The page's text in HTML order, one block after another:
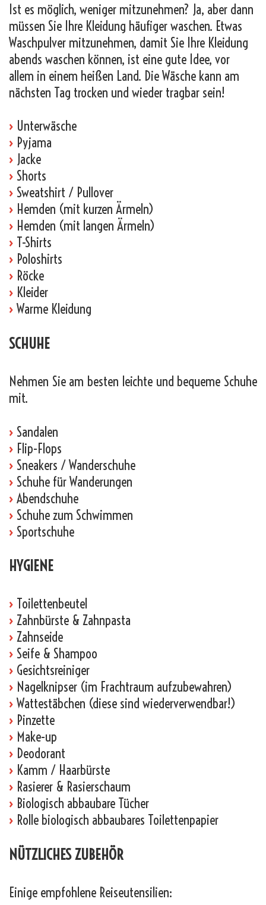
Ist es möglich, weniger mitzunehmen? Ja, aber dann
müssen Sie Ihre Kleidung häufiger waschen. Etwas
Waschpulver mitzunehmen, damit Sie Ihre Kleidung
abends waschen können, ist eine gute Idee, vor
allem in einem heißen Land. Die Wäsche kann am
nächsten Tag trocken und wieder tragbar sein!
› Unterwäsche
› Pyjama
› Jacke
› Shorts
› Sweatshirt / Pullover
› Hemden (mit kurzen Ärmeln)
› Hemden (mit langen Ärmeln)
› T-Shirts
› Poloshirts
› Röcke
› Kleider
› Warme Kleidung
SCHUHE
Nehmen Sie am besten leichte und bequeme Schuhe
mit.
› Sandalen
› Flip-Flops
› Sneakers / Wanderschuhe
› Schuhe für Wanderungen
› Abendschuhe
› Schuhe zum Schwimmen
› Sportschuhe
HYGIENE
› Toilettenbeutel
› Zahnbürste & Zahnpasta
› Zahnseide
› Seife & Shampoo
› Gesichtsreiniger
› Nagelknipser (im Frachtraum aufzubewahren)
› Wattestäbchen (diese sind wiederverwendbar!)
› Pinzette
› Make-up
› Deodorant
› Kamm / Haarbürste
› Rasierer & Rasierschaum
› Biologisch abbaubare Tücher
› Rolle biologisch abbaubares Toilettenpapier
NÜTZLICHES ZUBEHÖR
Einige empfohlene Reiseutensilien: